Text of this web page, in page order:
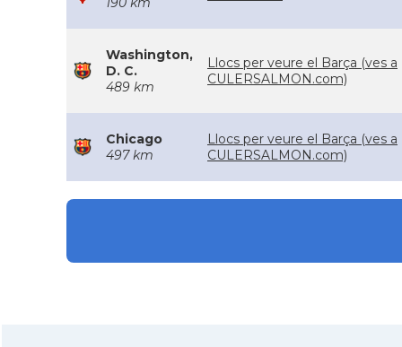
Washington,
D. C.
489 km
Llocs per veure el Barça (ves a
CULERSALMON.com)
Chicago
497 km
Llocs per veure el Barça (ves a
CULERSALMON.com)